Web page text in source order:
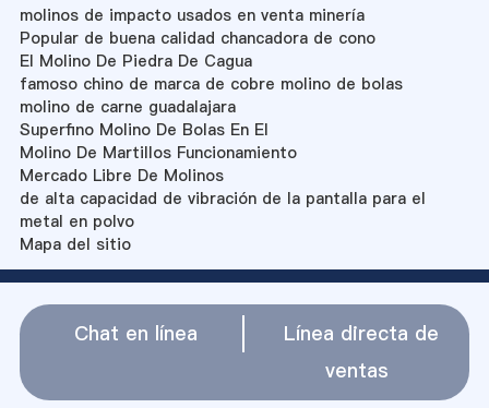
molinos de impacto usados en venta minería
Popular de buena calidad chancadora de cono
El Molino De Piedra De Cagua
famoso chino de marca de cobre molino de bolas
molino de carne guadalajara
Superfino Molino De Bolas En El
Molino De Martillos Funcionamiento
Mercado Libre De Molinos
de alta capacidad de vibración de la pantalla para el
metal en polvo
Mapa del sitio
Chat en línea
Línea directa de
ventas